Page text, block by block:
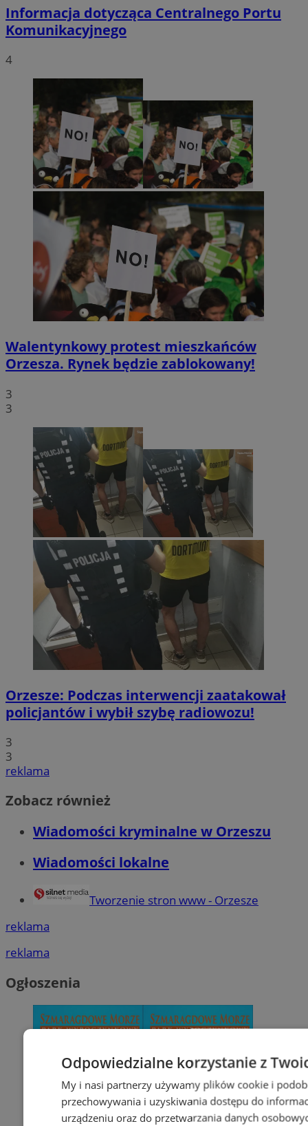
Informacja dotycząca Centralnego Portu
Komunikacyjnego
4
Walentynkowy protest mieszkańców
Orzesza. Rynek będzie zablokowany!
3
3
Orzesze: Podczas interwencji zaatakował
policjantów i wybił szybę radiowozu!
3
3
reklama
Zobacz również
Wiadomości kryminalne w Orzeszu
Wiadomości lokalne
Tworzenie stron www - Orzesze
reklama
reklama
Ogłoszenia
Odpowiedzialne korzystanie z
My i nasi partnerzy używamy plików cookie i
przechowywania i uzyskiwania dostępu do
urządzeniu oraz do przetwarzania danych